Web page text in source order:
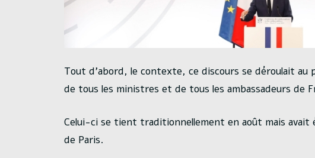
Tout d’abord, le contexte, ce discours se déroulait au
de tous les ministres et de tous les ambassadeurs de
Celui-ci se tient traditionnellement en août mais avait
de Paris.